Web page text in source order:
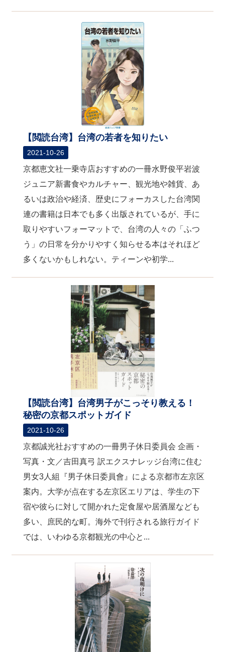
【閲読台湾】台湾の若者を知りたい
2021-10-26
京都恵文社一乗寺店おすすめの一冊水野俊平岩波
ジュニア新書食やカルチャー、観光地や雑貨、あ
るいは政治や経済、歴史にフォーカスした台湾関
連の書籍は日本でも多く出版されているが、手に
取りやすいフォーマットで、台湾の人々の「ふつ
う」の日常を分かりやすく知らせる本はそれほど
多くないかもしれない。ティーンや初学...
【閲読台湾】台湾男子がこっそり教える！
秘密の京都スポットガイド
2021-10-26
京都誠光社おすすめの一冊男子休日委員会 企画・
写真・文／吉田真弓 訳エクスナレッジ台湾に住む
男女3人組『男子休日委員會』による京都市左京区
案内。大学が点在する左京区エリアは、学生の下
宿や彼らに対して開かれた定食屋や居酒屋なども
多い、庶民的な町。海外で刊行される旅行ガイド
では、いわゆる京都観光の中心と...